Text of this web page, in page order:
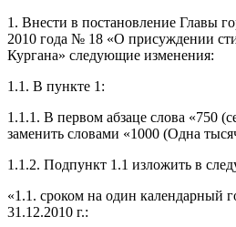
1. Внести в постановление Главы
2010 года № 18 «О присуждении
Кургана» следующие изменения:
1.1. В пункте 1:
1.1.1. В первом абзаце слова «750
заменить словами «1000 (Одна
1.1.2. Подпункт 1.1 изложить в
«1.1. сроком на один календарный
31.12.2010 г.: